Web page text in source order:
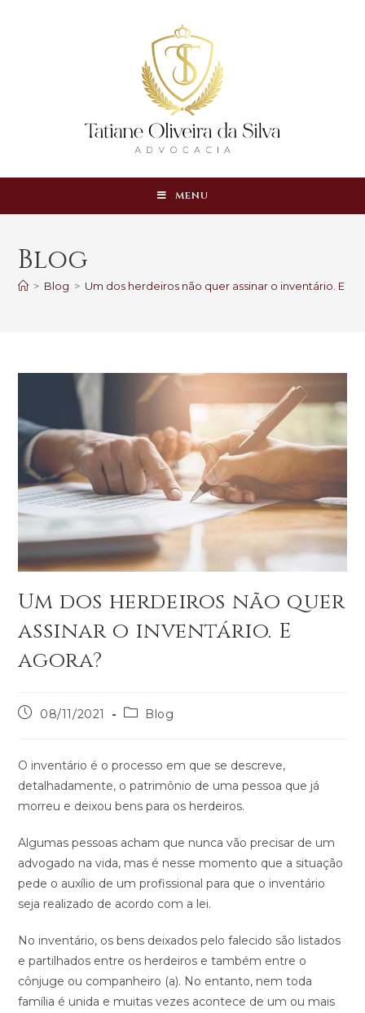
MENU
Blog
> Blog > Um dos herdeiros não quer assinar o inventário. E
Um dos herdeiros não quer
assinar o inventário. E
agora?
08/11/2021 Blog
O inventário é o processo em que se descreve,
detalhadamente, o patrimônio de uma pessoa que já
morreu e deixou bens para os herdeiros.
Algumas pessoas acham que nunca vão precisar de um
advogado na vida, mas é nesse momento que a situação
pede o auxílio de um profissional para que o inventário
seja realizado de acordo com a lei.
No inventário, os bens deixados pelo falecido são listados
e partilhados entre os herdeiros e também entre o
cônjuge ou companheiro (a). No entanto, nem toda
família é unida e muitas vezes acontece de um ou mais